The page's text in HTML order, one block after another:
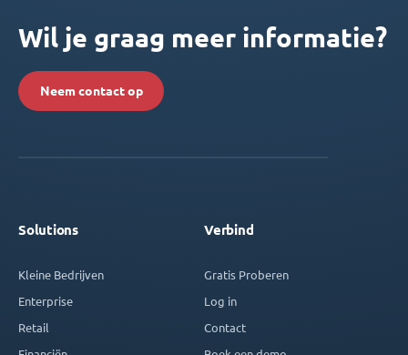
Wil je graag meer informatie?
Neem contact op
Solutions
Kleine Bedrijven
Enterprise
Retail
Verbind
Gratis Proberen
Log in
Contact